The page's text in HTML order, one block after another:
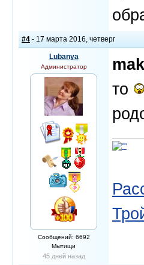
#4 - 17 марта 2016, четверг
Lubanya
Администратор
Сообщений: 6692
Мытищи
45 дней назад
то